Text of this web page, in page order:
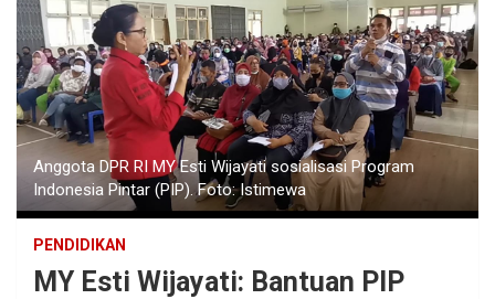
Anggota DPR RI MY Esti Wijayati sosialisasi Program
Indonesia Pintar (PIP). Foto: Istimewa
PENDIDIKAN
MY Esti Wijayati: Bantuan PIP